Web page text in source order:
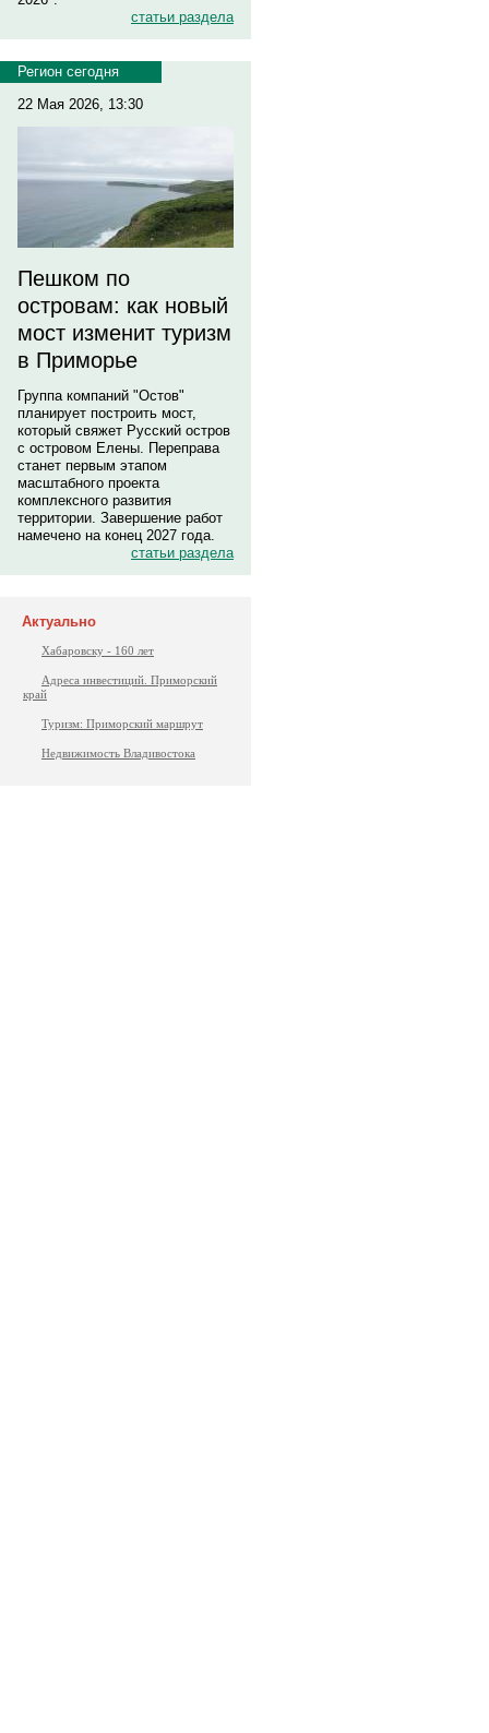
статьи раздела
Регион сегодня
22 Мая 2026, 13:30
Пешком по
островам: как новый
мост изменит туризм
в Приморье
Группа компаний "Остов"
планирует построить мост,
который свяжет Русский остров
с островом Елены. Переправа
станет первым этапом
масштабного проекта
комплексного развития
территории. Завершение работ
намечено на конец 2027 года.
статьи раздела
Актуально
Хабаровску - 160 лет
Адреса инвестиций. Приморский
край
Туризм: Приморский маршрут
Недвижимость Владивостока